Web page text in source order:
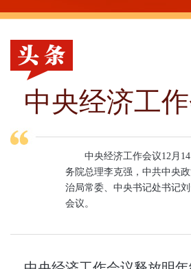
中央经济工
中央经济工作会议12月
务院总理李克强，中共中央
治局常委、中央书记处书记
会议。